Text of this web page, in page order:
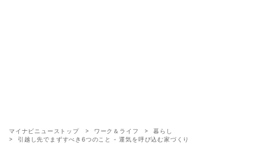
マイナビニューストップ ワーク＆ライフ
暮らし
引越し先でまずすべき6つのこと - 運気を呼び込む家づくり